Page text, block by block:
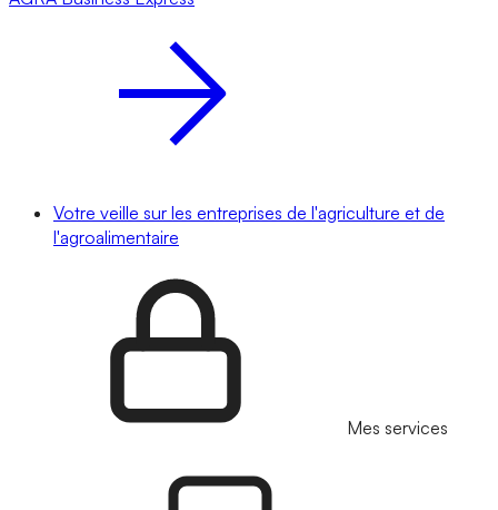
Votre veille sur les entreprises de l'agriculture et de
l'agroalimentaire
Mes services